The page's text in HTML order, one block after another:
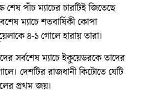
শেষ পাঁচ ম্যাচের চারটিই জিতেছে
ম্যাচে শতবার্ষিকী কোপা
৪-১ গোলে হারায় তারা।
সর্বশেষ ম্যাচে ইকুয়েডরকে তাদের
দেশটির রাজধানী কিটোতে যেটি
প্রথম জয়।